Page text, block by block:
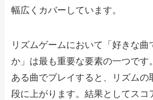
幅広くカバーしています。
リズムゲームにおいて「好きな曲
か」は最も重要な要素の一つです
ある曲でプレイすると、リズムの
段に上がります。結果としてスコ